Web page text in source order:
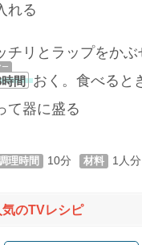
れる
チリとラップをか
間 おく。食べると
て器に盛る
10 1
気のTVレシピ